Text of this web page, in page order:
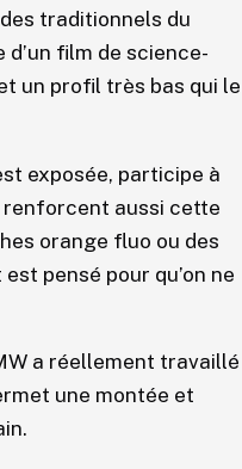
traditionnels du
film de science-
un profil très bas qui le
exposée, participe à
renforcent aussi cette
orange fluo ou des
pensé pour qu’on ne
a réellement travaillé
une montée et